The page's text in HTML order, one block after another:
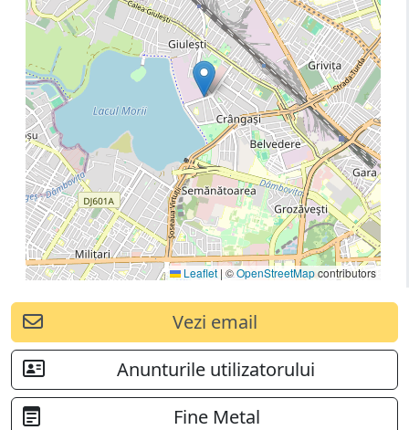
Leaflet | ©OpenStreetMapcontributors
Vezi email
Anunturile utilizatorului
Fine Metal